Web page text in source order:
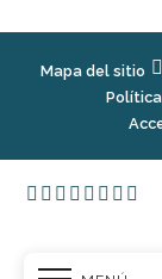
Mapa del sitio